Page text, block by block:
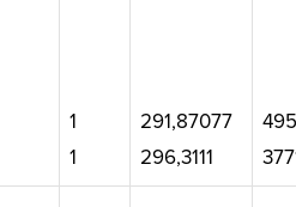
1
1
291,87077
296,3111